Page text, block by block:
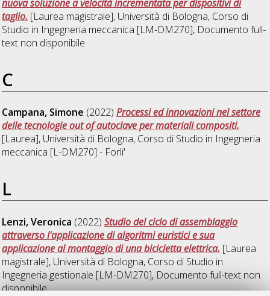
nuova soluzione a velocità incrementata per dispositivi di
taglio. [Laurea magistrale], Università di Bologna, Corso di
Studio in Ingegneria meccanica [LM-DM270], Documento full-
text non disponibile
C
Campana, Simone (2022)Processi ed innovazioni nel settore
delle tecnologie out of autoclave per materiali compositi.
[Laurea], Università di Bologna, Corso di Studio in Ingegneria
meccanica [L-DM270] - Forli'
L
Lenzi, Veronica (2022)Studio del ciclo di assemblaggio
attraverso l'applicazione di algoritmi euristici e sua
applicazione al montaggio di una bicicletta elettrica. [Laurea
magistrale], Università di Bologna, Corso di Studio in
Ingegneria gestionale [LM-DM270], Documento full-text non
disponibile